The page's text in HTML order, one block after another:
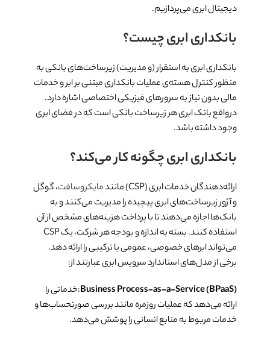
دیجیتال ابری می‌پردازیم.
بانکداری ابری چیست؟
بانکداری ابری به استقرار (و مدیریت) زیرساخت‌های بانکی به
منظور کنترل هسته‌ی عملیات بانکداری مبتنی بر ابر و خدمات
مالی بدون نیاز به سرورهای فیزیکی اختصاصی اشاره دارد.
درواقع بانک ابری هر زیرساخت بانکی است که در فضای ابری
وجود داشته باشد.
بانکداری ابری چگونه کار می‌کند؟
ارائه‌دهندگان خدمات ابری (CSP) مانند مایکروسافت، گوگل
و آژور زیرساخت‌های ابری پیچیده را مدیریت می‌کنند و به
بانک‌ها اجازه می‌دهند تا با پرداخت هزینه‌های مشخص از آن
استفاده کنند. بسته به اندازه و بودجه هر شرکت، یک CSP
می‌تواند ابرهای خصوصی، عمومی یا ترکیبی را ارائه دهد.
برخی از مدل‌های استاندارد سرویس ابری عبارتند از:
Business Process-as-a-Service (BPaaS):خدماتی را
ارائه می‌دهد که عملیات روزمره مانند بررسی صورتحساب‌ها و
خدمات مربوط به منابع انسانی را پوشش می‌دهد.